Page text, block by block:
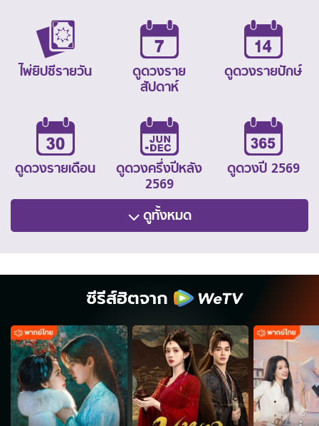
ไพ่ยิปซีรายวัน
ดูดวงราย
สัปดาห์
ดูดวงรายปักษ์
ดูดวงรายเดือน
ดูดวงครึ่งปีหลัง
2569
ดูดวงปี 2569
ดูทั้งหมด
ซีรีส์ฮิตจาก